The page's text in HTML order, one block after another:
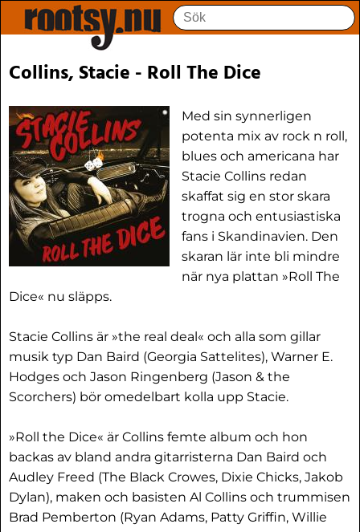
Collins, Stacie - Roll The Dice
Med sin synnerligen
potenta mix av rock n roll,
blues och americana har
Stacie Collins redan
skaffat sig en stor skara
trogna och entusiastiska
fans i Skandinavien. Den
skaran lär inte bli mindre
när nya plattan »Roll The
Dice« nu släpps.
Stacie Collins är »the real deal« och alla som gillar
musik typ Dan Baird (Georgia Sattelites), Warner E.
Hodges och Jason Ringenberg (Jason & the
Scorchers) bör omedelbart kolla upp Stacie.
»Roll the Dice« är Collins femte album och hon
backas av bland andra gitarristerna Dan Baird och
Audley Freed (The Black Crowes, Dixie Chicks, Jakob
Dylan), maken och basisten Al Collins och trummisen
Brad Pemberton (Ryan Adams, Patty Griffin, Willie